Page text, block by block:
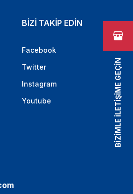
BİZİ TAKİP EDİN
Facebook
Twitter
Instagram
Youtube
BİZİMLE İLETİŞİME GEÇİN